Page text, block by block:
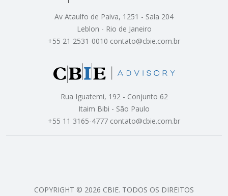
Av Ataulfo de Paiva, 1251 - Sala 204
Leblon - Rio de Janeiro
+55 21 2531-0010 contato@cbie.com.br
Rua Iguatemi, 192 - Conjunto 62
Itaim Bibi - São Paulo
+55 11 3165-4777 contato@cbie.com.br
COPYRIGHT © 2026 CBIE. TODOS OS DIREITOS